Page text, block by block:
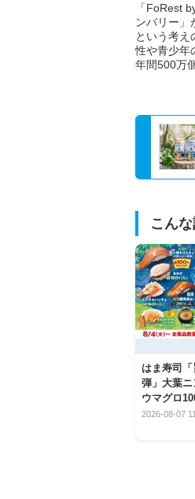
「FoRest
ンバリー」
という考え
性や青少年
年間500万
こん
はま寿司
弾」大葉ニ
ウマグロ
2026-08-07